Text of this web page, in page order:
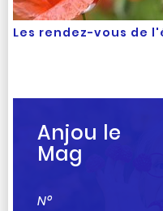
Les rendez-vous de
Anjou le
Mag
N°